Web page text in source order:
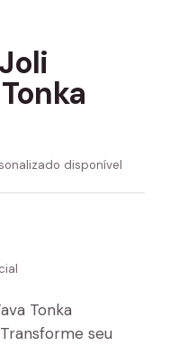
disponível
Tonka
seu